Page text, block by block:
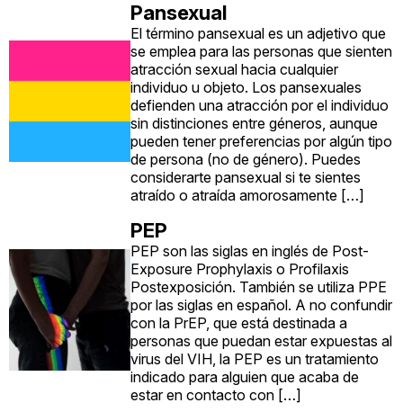
Pansexual
El término pansexual es un adjetivo que
se emplea para las personas que sienten
atracción sexual hacia cualquier
individuo u objeto. Los pansexuales
defienden una atracción por el individuo
sin distinciones entre géneros, aunque
pueden tener preferencias por algún tipo
de persona (no de género). Puedes
considerarte pansexual si te sientes
atraído o atraída amorosamente […]
PEP
PEP son las siglas en inglés de Post-
Exposure Prophylaxis o Profilaxis
Postexposición. También se utiliza PPE
por las siglas en español. A no confundir
con la PrEP, que está destinada a
personas que puedan estar expuestas al
virus del VIH, la PEP es un tratamiento
indicado para alguien que acaba de
estar en contacto con […]